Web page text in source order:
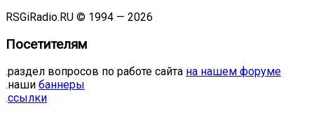
RSGiRadio.RU © 1994 — 2026
Посетителям
.раздел вопросов по работе сайта на нашем форуме
.наши баннеры
.ссылки